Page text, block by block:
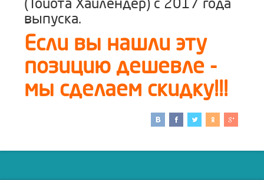
(Тойота Хайлендер) с 2017 года
выпуска.
Если вы нашли эту
позицию дешевле -
мы сделаем скидку!!!